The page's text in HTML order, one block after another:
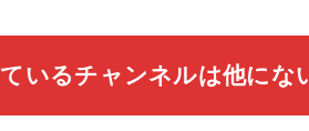
いるチャンネルは他にな